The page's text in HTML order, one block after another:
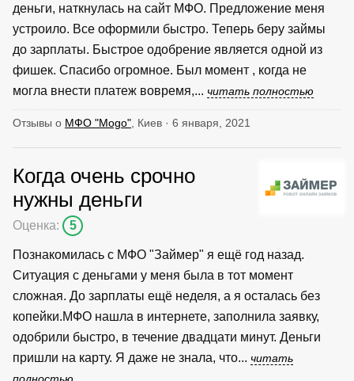
деньги, наткнулась на сайт МФО. Предложение меня
устроило. Все оформили быстро. Теперь беру займы
до зарплаты. Быстрое одобрение является одной из
фишек. Спасибо огромное. Был момент , когда не
могла внести платеж вовремя,... читать полностью
Отзывы о МФО "Mogo" , Киев · 6 января, 2021
Когда очень срочно
нужны деньги
Оценка: 5
Познакомилась с МФО "Займер" я ещё год назад.
Ситуация с деньгами у меня была в тот момент
сложная. До зарплаты ещё неделя, а я осталась без
копейки.МФО нашла в интернете, заполнила заявку,
одобрили быстро, в течение двадцати минут. Деньги
пришли на карту. Я даже не знала, что... читать
полностью